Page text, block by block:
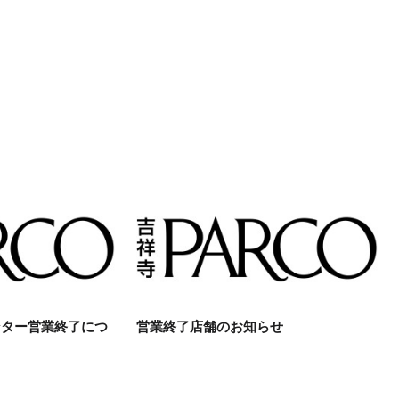
ー営業終了につ 営業終了店舗のお知らせ